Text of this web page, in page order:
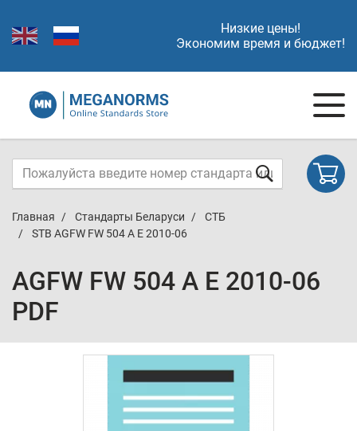
Низкие цены!
Экономим время и бюджет!
Главная Стандарты Беларуси
СТБ
STB AGFW FW 504 A E 2010-06
AGFW FW 504 A E 2010-06
PDF